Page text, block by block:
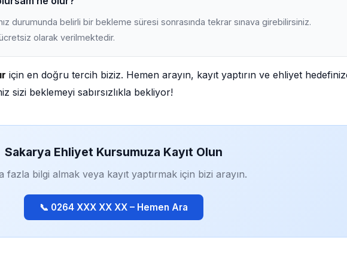
durumunda belirli bir bekleme süresi sonrasında tekrar sınava girebilirsiniz.
olarak verilmektedir.
için en doğru tercih biziz. Hemen arayın, kayıt yaptırın ve ehliyet
sizi beklemeyi sabırsızlıkla bekliyor!
Sakarya Ehliyet Kursumuza Kayıt Olun
fazla bilgi almak veya kayıt yaptırmak için bizi arayın.
📞 0264 XXX XX XX – Hemen Ara